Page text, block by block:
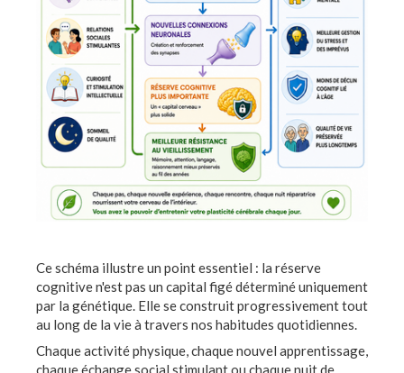
Ce schéma illustre un point essentiel : la réserve
cognitive n'est pas un capital figé déterminé uniquement
par la génétique. Elle se construit progressivement tout
au long de la vie à travers nos habitudes quotidiennes.
Chaque activité physique, chaque nouvel apprentissage,
chaque échange social stimulant ou chaque nuit de